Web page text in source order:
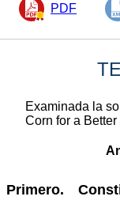
PDF
Examinada la
Corn for a Better
Primero.